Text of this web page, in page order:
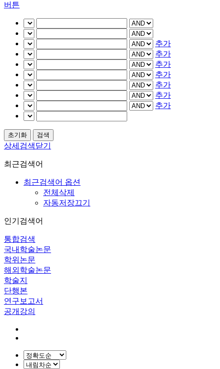
버튼
추가
추가
추가
추가
추가
추가
추가
상세검색닫기
최근검색어
최근검색어 옵션
전체삭제
자동저장끄기
인기검색어
통합검색
국내학술논문
학위논문
해외학술논문
학술지
단행본
연구보고서
공개강의